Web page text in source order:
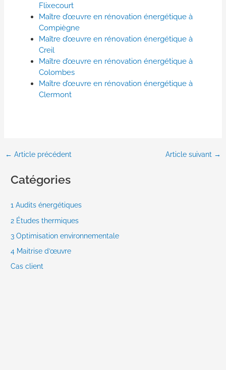
Flixecourt
Maître d’œuvre en rénovation énergétique à
Compiègne
Maître d’œuvre en rénovation énergétique à
Creil
Maître d’œuvre en rénovation énergétique à
Colombes
Maître d’œuvre en rénovation énergétique à
Clermont
← Article précédent Article suivant →
Catégories
1 Audits énergétiques
2 Études thermiques
3 Optimisation environnementale
4 Maitrise d’œuvre
Cas client